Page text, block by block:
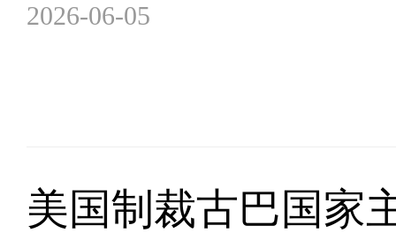
2026-06-05
美国制裁古巴国